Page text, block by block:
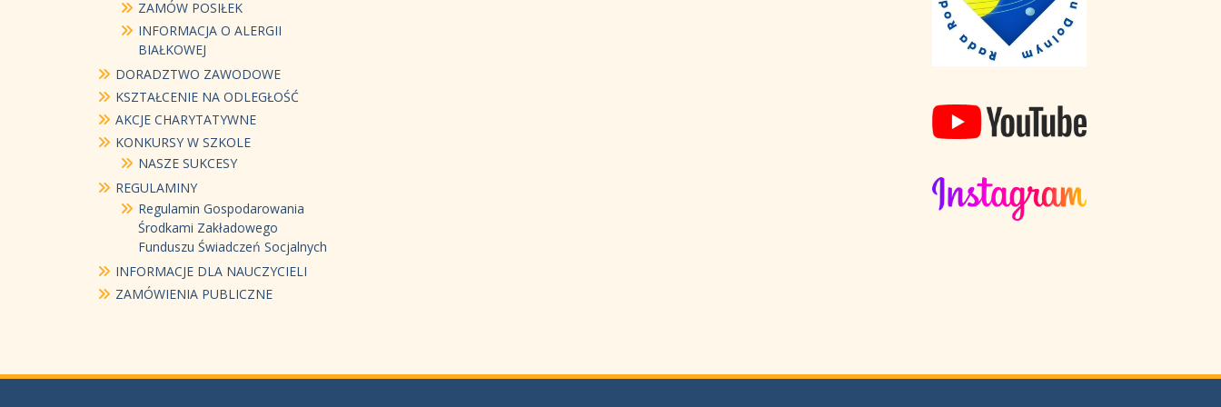
ZAMÓW POSIŁEK
INFORMACJA O ALERGII
BIAŁKOWEJ
DORADZTWO ZAWODOWE
KSZTAŁCENIE NA ODLEGŁOŚĆ
AKCJE CHARYTATYWNE
KONKURSY W SZKOLE
NASZE SUKCESY
REGULAMINY
Regulamin Gospodarowania
Środkami Zakładowego
Funduszu Świadczeń Socjalnych
INFORMACJE DLA NAUCZYCIELI
ZAMÓWIENIA PUBLICZNE